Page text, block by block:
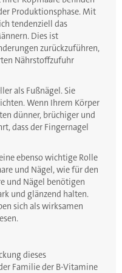
Produktionsphase. Mit
tendenziell das
Dies ist
zurückzuführen,
Nährstoffzufuhr
als Fußnägel. Sie
Wenn Ihrem Körper
dünner, brüchiger und
dass der Fingernagel
ebenso wichtige Rolle
und Nägel, wie für den
und Nägel benötigen
und glänzend halten.
sich als wirksamen
dieses
Familie der B-Vitamine